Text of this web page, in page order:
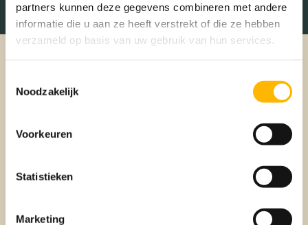
partners kunnen deze gegevens combineren met andere
informatie die u aan ze heeft verstrekt of die ze hebben
verzameld op basis van uw gebruik van hun services.
Noodzakelijk
Voorkeuren
Statistieken
Marketing